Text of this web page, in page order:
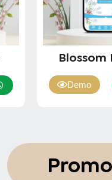
Blossom
Demo